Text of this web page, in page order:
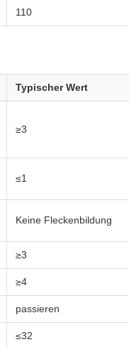
110
Typischer Wert
≥3
≤1
Keine Fleckenbildung
≥3
≥4
passieren
≤32